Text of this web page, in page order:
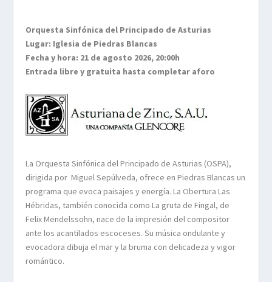
Orquesta Sinfónica del Principado de Asturias
Lugar: Iglesia de Piedras Blancas
Fecha y hora: 21 de agosto 2026, 20:00h
Entrada libre y gratuita hasta completar aforo
La Orquesta Sinfónica del Principado de Asturias (OSPA),
dirigida por Miguel Sepúlveda, ofrece en Piedras Blancas un
programa que evoca paisajes y energía. La Obertura Las
Hébridas, también conocida como La gruta de Fingal, de
Felix Mendelssohn, nace de la impresión del compositor
ante los acantilados escoceses. Su música ondulante y
evocadora dibuja el mar y la bruma con delicadeza y vigor
romántico.